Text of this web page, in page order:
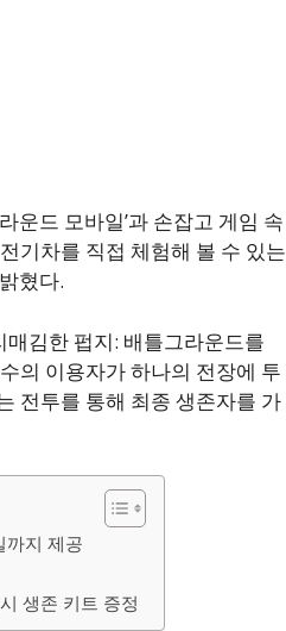
운드 모바일’과 손잡고 게임 속
기차를 직접 체험해 볼 수 있는
혔다.
김한 펍지: 배틀그라운드를
의 이용자가 하나의 전장에 투
전투를 통해 최종 생존자를 가
까지 제공
생존 키트 증정